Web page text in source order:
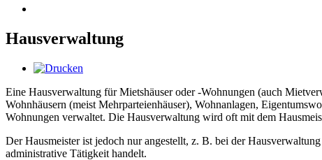
Hausverwaltung
Eine Hausverwaltung für Mietshäuser oder -Wohnungen (auch
Wohnhäusern (meist Mehrparteienhäuser), Wohnanlagen,
Wohnungen verwaltet. Die Hausverwaltung wird oft mit dem
Der Hausmeister ist jedoch nur angestellt, z. B. bei der
administrative Tätigkeit handelt.